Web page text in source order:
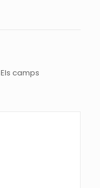
Els camps